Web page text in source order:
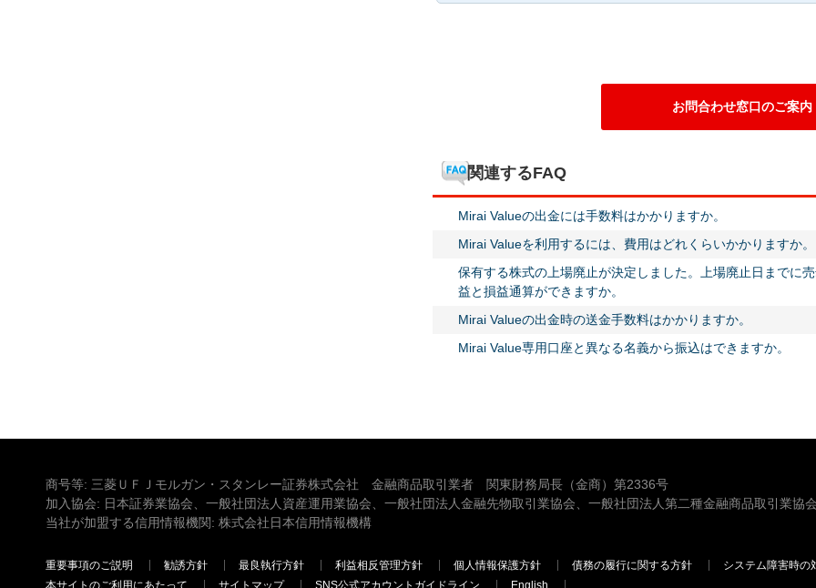
お問合わせ窓口のご案内
関連するFAQ
Mirai Valueの出金には手数料はかかりますか。
Mirai Valueを利用するには、費用はどれくらいかかりますか。
保有する株式の上場廃止が決定しました。上場廃止日までに
益と損益通算ができますか。
Mirai Valueの出金時の送金手数料はかかりますか。
Mirai Value専用口座と異なる名義から振込はできますか。
商号等: 三菱ＵＦＪモルガン・スタンレー証券株式会社 金融商品取引業者 関東財務局長（金商）第2336号
加入協会: 日本証券業協会、一般社団法人資産運用業協会、一般社団法人金融先物取引業協会、一般社団法人第二種金融商品取引業協
当社が加盟する信用情報機関: 株式会社日本信用情報機構
重要事項のご説明 勧誘方針 最良執行方針 利益相反管理方針 個人情報保護方針 債務の履行に関する方針 システム障害時の
本サイトのご利用にあたって
サイトマップ SNS公式アカウントガイドライン English